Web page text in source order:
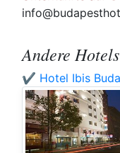
Andere
✔️ Hotel Ibis